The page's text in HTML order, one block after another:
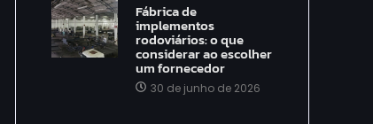
Fábrica de
implementos
rodoviários: o que
considerar ao escolher
um fornecedor
30 de junho de 2026